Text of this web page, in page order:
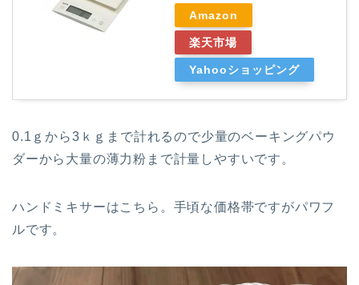
Amazon
楽天市場
Yahooショッピング
0.1ｇから3ｋｇまで計れるので少量のベーキングパウ
ダーから大量の薄力粉まで計量しやすいです。
ハンドミキサーはこちら。手頃な価格帯ですがパワフ
ルです。